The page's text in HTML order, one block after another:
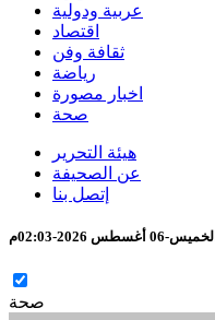
عربية ودولية
اقتصاد
ثقافة وفن
رياضة
اخبار مصورة
صحة
هيئة التحرير
عن الصحيفة
إتصل بنا
الخميس-06 أغسطس 2026-02:03م
صحة